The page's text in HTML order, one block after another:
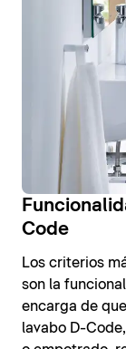
Code
Los criterios
son la
encarga de
lavabo D-